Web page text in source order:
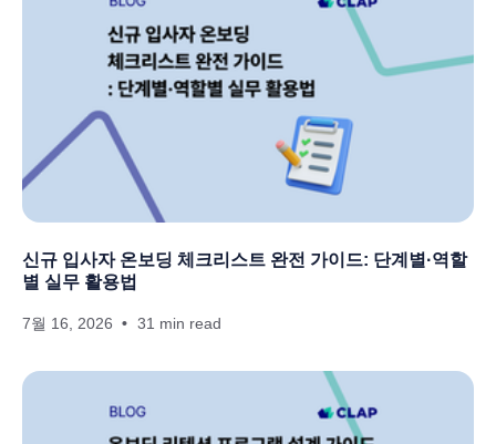
신규 입사자 온보딩 체크리스트 완전 가이드: 단계별·역할
별 실무 활용법
7월 16, 2026 31 min read